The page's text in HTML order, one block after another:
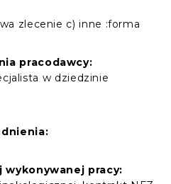
zlecenie c) inne :forma
pracodawcy:
w dziedzinie
wykonywanej pracy: